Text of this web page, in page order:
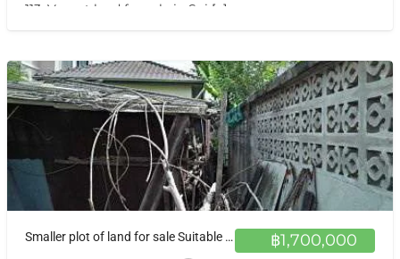
113, Vacant land for sale in Soi […]
฿1,700,000
Smaller plot of land for sale Suitable for build a house, residence Sukhumvit 113, Samrong Nuea, Mueang Samut Prakan, Samut Prakan